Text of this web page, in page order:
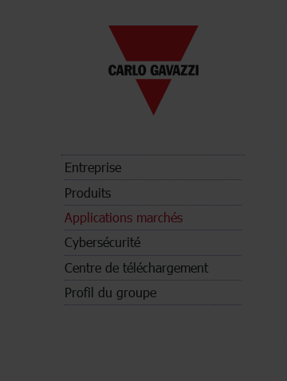
Entreprise
Produits
Applications marchés
Cybersécurité
Centre de téléchargement
Profil du groupe